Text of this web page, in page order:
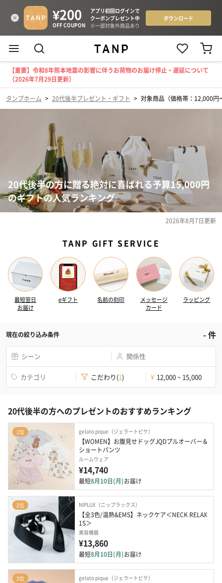
【重要】令和8年熊本地震の影響に伴うお荷物のお届け停止・遅延について
（2026年7月29日更新）
タンプホーム > 20代後半プレゼント・ギフト > 対象商品（価格帯：12,000円
20代後半の方に贈る絶対に喜ばれる予算15,000円
のギフトの人気ランキング
2026年8月7日更新
TANP GIFT SERVICE
最短翌日
お届け
eギフト 名前の刻印
メッセージ
カード
ラッピング
現在の絞り込み条件 -件
シーン 関係性
カテゴリ こだわり(1) ¥ 12,000 ~ 15,000
20代後半の方へのプレゼントのおすすめランキング
1位 gelato pique（ジェラートピケ）
【WOMEN】お腹見せドッグJQDプルオーバー＆
ショートパンツ
ルームウェア
¥14,740
最短8月10日(月)お届け
2位 NIPLUX（ニップラックス）
【全3色/温熱&EMS】ネックケア＜NECK RELAX
1S＞
美容機器
¥13,860
最短8月10日(月)お届け
3位 gelato pique（ジェラートピケ）